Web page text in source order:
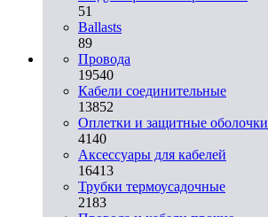
51
Ballasts
89
Провода
19540
Кабели соединительные
13852
Оплетки и защитные оболочки
4140
Аксессуары для кабелей
16413
Трубки термоусадочные
2183